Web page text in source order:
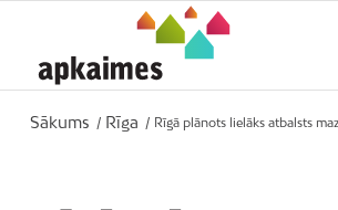
Sākums / Rīga / Rīgā plānots lielāks atbalsts